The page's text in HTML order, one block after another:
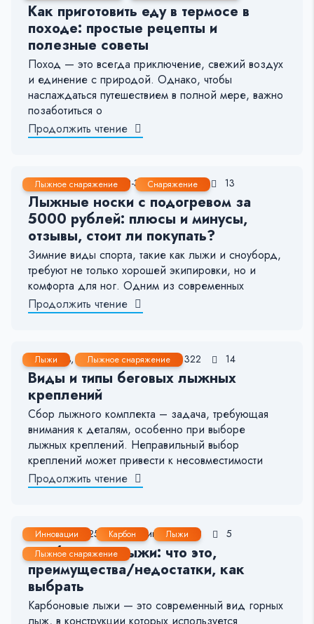
Как приготовить еду в термосе в
походе: простые рецепты и
полезные советы
Поход — это всегда приключение, свежий воздух
и единение с природой. Однако, чтобы
наслаждаться путешествием в полной мере, важно
позаботиться о
Продолжить чтение
Лыжное снаряжение Снаряжение
19 Янв, 2025 2-3 мин. 187 13
Лыжные носки с подогревом за
5000 рублей: плюсы и минусы,
отзывы, стоит ли покупать?
Зимние виды спорта, такие как лыжи и сноуборд,
требуют не только хорошей экипировки, но и
комфорта для ног. Одним из современных
Продолжить чтение
Лыжи Лыжное снаряжение
17 Янв, 2025 3-4 мин. 322 14
Виды и типы беговых лыжных
креплений
Сбор лыжного комплекта – задача, требующая
внимания к деталям, особенно при выборе
лыжных креплений. Неправильный выбор
креплений может привести к несовместимости
Продолжить чтение
Инновации Карбон
Лыжи
Лыжное снаряжение
17 Янв, 2025 2-3 мин. 239 5
Карбоновые лыжи: что это,
преимущества/недостатки, как
выбрать
Карбоновые лыжи — это современный вид горных